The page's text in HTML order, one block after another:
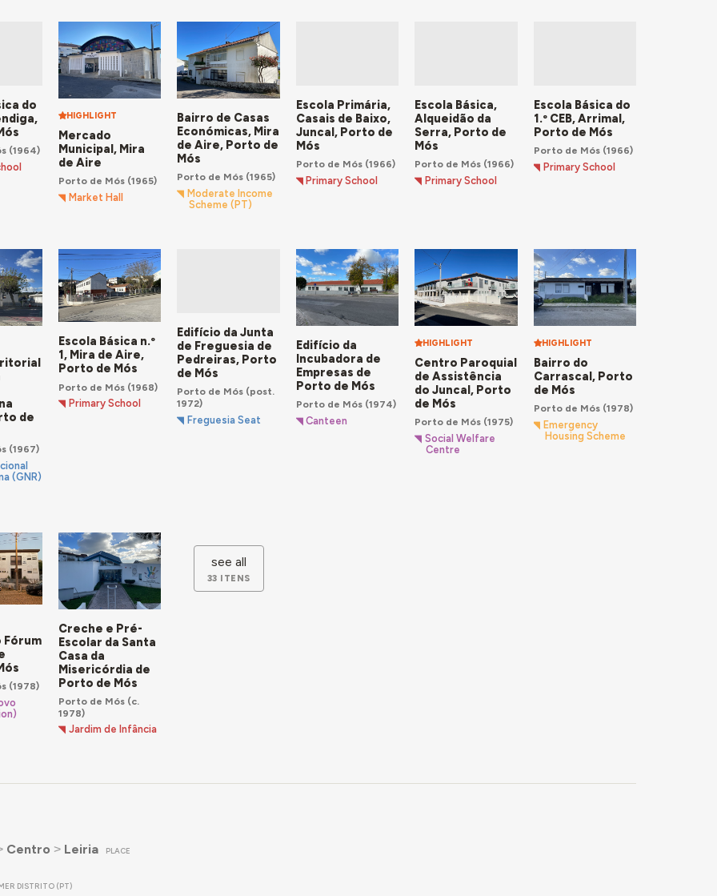
do
(1964)
HIGHLIGHT
Mercado
Municipal, Mira
de Aire
Porto de Mós (1965)
Market Hall
Bairro de Casas
Económicas, Mira
de Aire, Porto de
Mós
Porto de Mós (1965)
Moderate Income
Scheme (PT)
Escola Primária,
Casais de Baixo,
Juncal, Porto de
Mós
Porto de Mós(1966)
Primary School
Escola Básica,
Alqueidão da
Serra, Porto de
Mós
Porto de Mós (1966)
Primary School
Escola Básica do
1.º CEB, Arrimal,
Porto de Mós
Porto de Mós(1966)
Primary School
de
(1967)
(GNR)
Escola Básica n.º
1, Mira de Aire,
Porto de Mós
Porto de Mós (1968)
Primary School
Edifício da Junta
de Freguesia de
Pedreiras, Porto
de Mós
Porto de Mós (post.
1972)
Freguesia Seat
Edifício da
Incubadora de
Empresas de
Porto de Mós
Porto de Mós(1974)
Canteen
HIGHLIGHT
Centro Paroquial
de Assistência
do Juncal, Porto
de Mós
Porto de Mós (1975)
Social Welfare
Centre
HIGHLIGHT
Bairro do
Carrascal, Porto
de Mós
Porto de Mós(1978)
Emergency
Housing Scheme
Fórum
(1978)
Creche e Pré-
Escolar da Santa
Casa da
Misericórdia de
Porto de Mós
Porto de Mós (c.
1978)
Jardim de Infância
see all
33 ITENS
Centro ˃ Leiria PLACE
DISTRITO (PT)